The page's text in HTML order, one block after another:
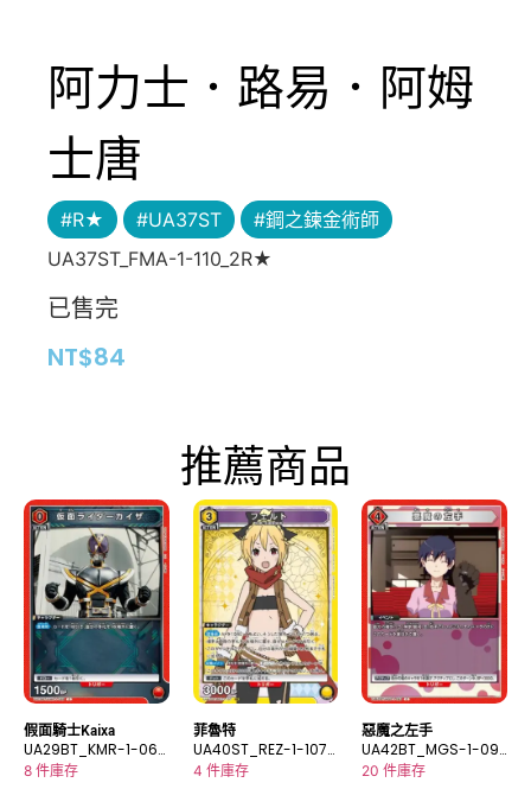
阿力士．路易．阿姆
士唐
#R★ #UA37ST
#鋼之鍊金術師
UA37ST_FMA-1-110_2R★
已售完
NT$84
推薦商品
假面騎士Kaixa
UA29BT_KMR-1-069
C
8 件庫存
菲魯特
UA40ST_REZ-1-107S
R
4 件庫存
惡魔之左手
UA42BT_MGS-1-09
3C
20 件庫存